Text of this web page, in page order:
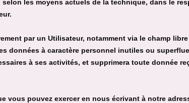
les moyens actuels de la technique, dans le
par un Utilisateur, notamment via le champ
données à caractère personnel inutiles ou
à ses activités, et supprimera toute donnée
pouvez exercer en nous écrivant à notre